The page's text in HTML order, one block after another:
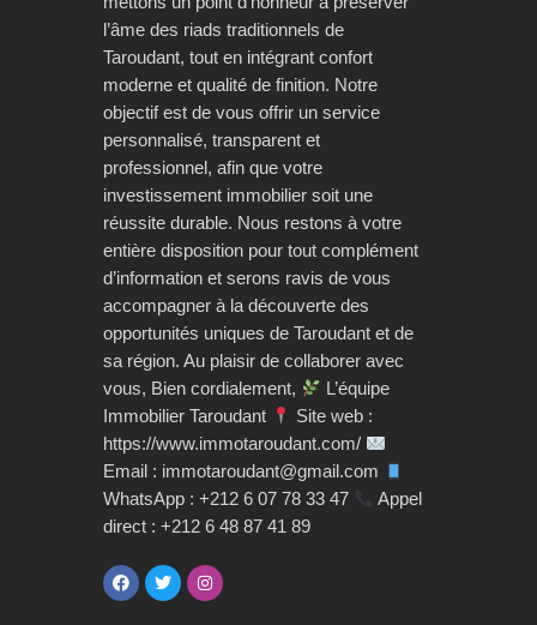
l’âme des riads traditionnels de
Taroudant, tout en intégrant confort
moderne et qualité de finition. Notre
objectif est de vous offrir un service
personnalisé, transparent et
professionnel, afin que votre
investissement immobilier soit une
réussite durable. Nous restons à votre
entière disposition pour tout complément
d’information et serons ravis de vous
accompagner à la découverte des
opportunités uniques de Taroudant et de
sa région. Au plaisir de collaborer avec
vous, Bien cordialement,
L’équipe
Immobilier Taroudant
Site web :
https://www.immotaroudant.com/
Email : immotaroudant@gmail.com
WhatsApp : +212 6 07 78 33 47
Appel
direct : +212 6 48 87 41 89